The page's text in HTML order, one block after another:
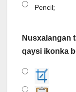
Pencil;
Nusxalangan
qaysi ikonka